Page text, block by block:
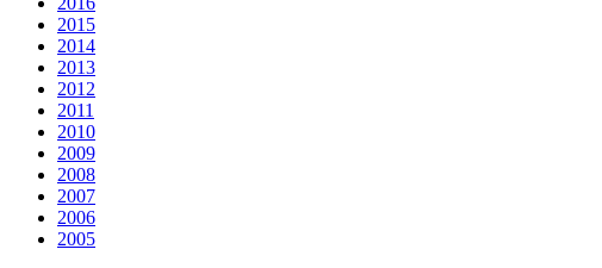
2015
2014
2013
2012
2011
2010
2009
2008
2007
2006
2005